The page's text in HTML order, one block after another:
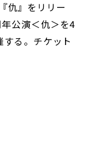
仇』をリリー
公演＜仇＞を4
る。チケット